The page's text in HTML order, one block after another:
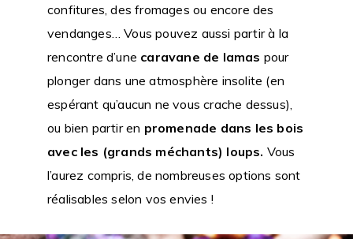
confitures, des fromages ou encore des
vendanges… Vous pouvez aussi partir à la
rencontre d’une caravane de lamas pour
plonger dans une atmosphère insolite (en
espérant qu’aucun ne vous crache dessus),
ou bien partir en promenade dans les bois
avec les (grands méchants) loups. Vous
l’aurez compris, de nombreuses options sont
réalisables selon vos envies !